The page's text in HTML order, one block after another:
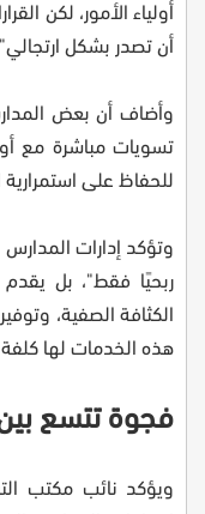
أولياء الأمور، لكن
أن تصدر بشكل
وأضاف أن بعض
تسويات مباشرة مع
للحفاظ على استمرارية
وتؤكد إدارات
ربحيًا فقط"، بل
الكثافة الصفية،
هذه الخدمات لها
فجوة تتسع بين
ويؤكد نائب مكتب